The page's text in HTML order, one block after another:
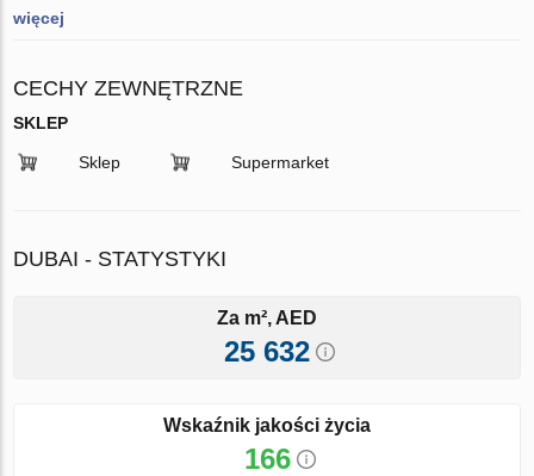
więcej
CECHY ZEWNĘTRZNE
SKLEP
Sklep Supermarket
DUBAI - STATYSTYKI
Za m², AED
25 632
Wskaźnik jakości życia
166